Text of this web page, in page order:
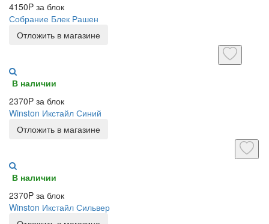
4150P за блок
Собрание Блек Рашен
Отложить в магазине
В наличии
2370P за блок
Winston Икстайл Синий
Отложить в магазине
В наличии
2370P за блок
Winston Икстайл Сильвер